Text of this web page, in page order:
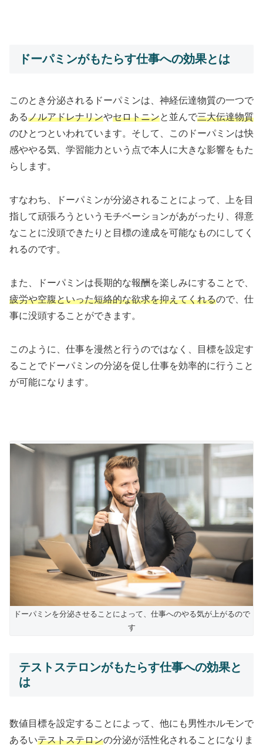
ドーパミンがもたらす仕事への効果とは
このとき分泌されるドーパミンは、神経伝達物質の一つで
あるノルアドレナリンやセロトニンと並んで三大伝達物質
のひとつといわれています。そして、このドーパミンは快
感ややる気、学習能力という点で本人に大きな影響をもた
らします。
すなわち、ドーパミンが分泌されることによって、上を目
指して頑張ろうというモチベーションがあがったり、得意
なことに没頭できたりと目標の達成を可能なものにしてく
れるのです。
また、ドーパミンは長期的な報酬を楽しみにすることで、
疲労や空腹といった短絡的な欲求を抑えてくれるので、仕
事に没頭することができます。
このように、仕事を漫然と行うのではなく、目標を設定す
ることでドーパミンの分泌を促し仕事を効率的に行うこと
が可能になります。
ドーパミンを分泌させることによって、仕事へのやる気が上がるので
す
テストステロンがもたらす仕事への効果と
は
数値目標を設定することによって、他にも男性ホルモンで
あるいテストステロンの分泌が活性化されることになりま